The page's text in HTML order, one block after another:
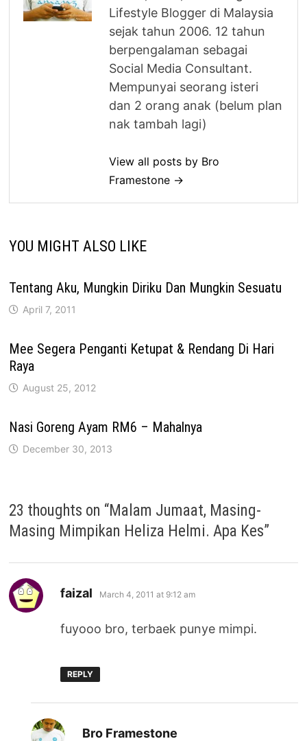
Lifestyle Blogger di Malaysia
sejak tahun 2006. 12 tahun
berpengalaman sebagai
Social Media Consultant.
Mempunyai seorang isteri
dan 2 orang anak (belum plan
nak tambah lagi)
View all posts by Bro
Framestone →
YOU MIGHT ALSO LIKE
Tentang Aku, Mungkin Diriku Dan Mungkin Sesuatu
April 7, 2011
Mee Segera Penganti Ketupat & Rendang Di Hari
Raya
August 25, 2012
Nasi Goreng Ayam RM6 – Mahalnya
December 30, 2013
23 thoughts on “Malam Jumaat, Masing-
Masing Mimpikan Heliza Helmi. Apa Kes”
faizal says:
March 4, 2011 at 9:12 am
fuyooo bro, terbaek punye mimpi.
REPLY
Bro Framestone